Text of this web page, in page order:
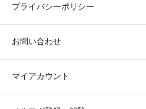
プライバシーポリシー
お問い合わせ
マイアカウント